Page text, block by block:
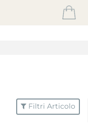
Filtri Articolo